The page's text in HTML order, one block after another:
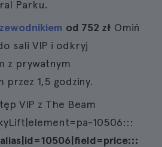
Parku.
od 752 zł Omiń
sali VIP i odkryj
z prywatnym
przez 1,5 godziny.
VIP z The Beam
10506:::